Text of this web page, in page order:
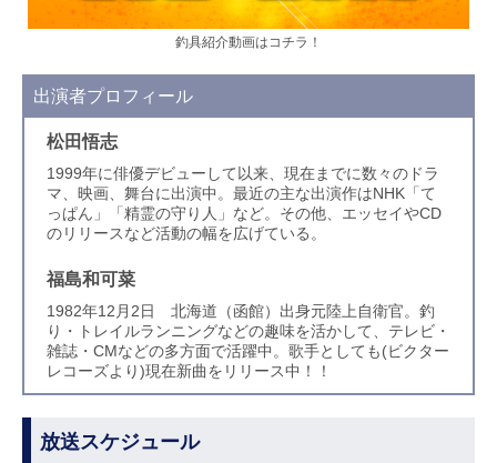
釣具紹介動画はコチラ！
出演者プロフィール
松田悟志
1999年に俳優デビューして以来、現在までに数々のドラ
マ、映画、舞台に出演中。最近の主な出演作はNHK「て
っぱん」「精霊の守り人」など。その他、エッセイやCD
のリリースなど活動の幅を広げている。
福島和可菜
1982年12月2日 北海道（函館）出身元陸上自衛官。釣
り・トレイルランニングなどの趣味を活かして、テレビ・
雑誌・CMなどの多方面で活躍中。歌手としても(ビクター
レコーズより)現在新曲をリリース中！！
放送スケジュール